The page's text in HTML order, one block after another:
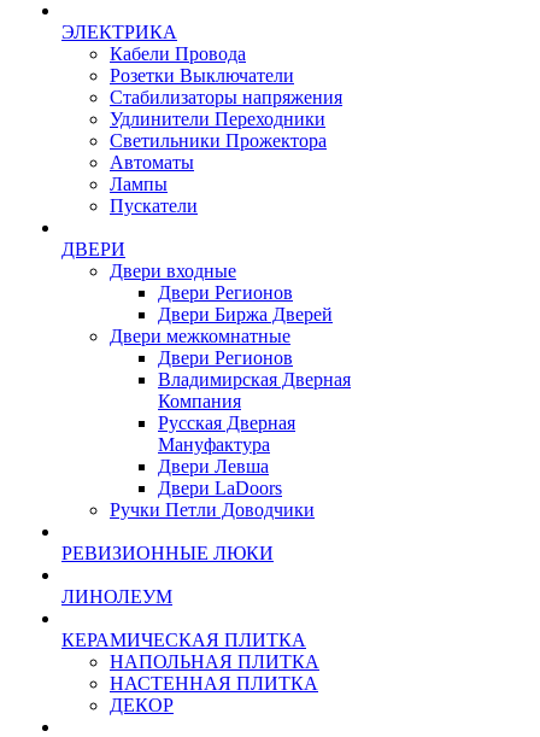
ЭЛЕКТРИКА
Кабели Провода
Розетки Выключатели
Стабилизаторы напряжения
Удлинители Переходники
Светильники Прожектора
Автоматы
Лампы
Пускатели
ДВЕРИ
Двери входные
Двери Регионов
Двери Биржа Дверей
Двери межкомнатные
Двери Регионов
Владимирская Дверная
Компания
Русская Дверная
Мануфактура
Двери Левша
Двери LaDoors
Ручки Петли Доводчики
РЕВИЗИОННЫЕ ЛЮКИ
ЛИНОЛЕУМ
КЕРАМИЧЕСКАЯ ПЛИТКА
НАПОЛЬНАЯ ПЛИТКА
НАСТЕННАЯ ПЛИТКА
ДЕКОР